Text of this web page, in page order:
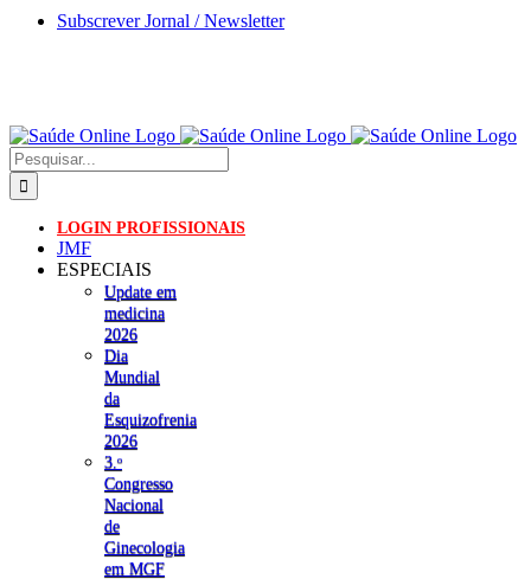
Skip
Subscrever Jornal / Newsletter
Pesquisar
LOGIN PROFISSIONAIS
JMF
ESPECIAIS
Update em
medicina
2026
Dia
Mundial
da
Esquizofrenia
2026
3.ᵒ
Congresso
Nacional
de
Ginecologia
em MGF